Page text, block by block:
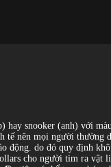
snooker (anh) với
nên mọi người thường
do đó quy định
cho người tim ra vật